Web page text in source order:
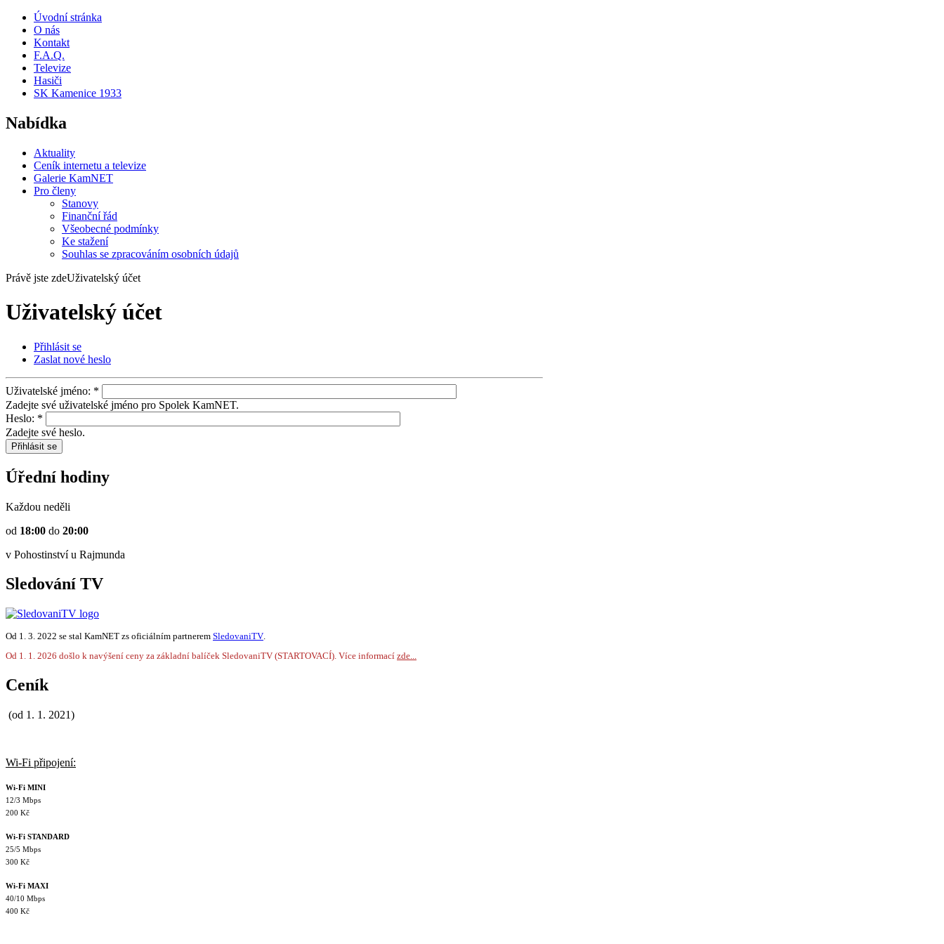
Úvodní stránka
O nás
Kontakt
F.A.Q.
Televize
Hasiči
SK Kamenice 1933
Nabídka
Aktuality
Ceník internetu a televize
Galerie KamNET
Pro členy
Stanovy
Finanční řád
Všeobecné podmínky
Ke stažení
Souhlas se zpracováním osobních údajů
Právě jste zdeUživatelský účet
Uživatelský účet
Přihlásit se
Zaslat nové heslo
Uživatelské jméno: *
Zadejte své uživatelské jméno pro Spolek KamNET.
Heslo: *
Zadejte své heslo.
Úřední hodiny
Každou neděli
od 18:00 do 20:00
v Pohostinství u Rajmunda
Sledování TV
Od 1. 3. 2022 se stal KamNET zs oficiálním partnerem SledovaniTV.
Od 1. 1. 2026 došlo k navýšení ceny za základní balíček SledovaniTV (STARTOVACÍ). Více informací zde...
Ceník
(od 1. 1. 2021)
Wi-Fi připojení:
Wi-Fi MINI
12/3 Mbps
200 Kč
Wi-Fi STANDARD
25/5 Mbps
300 Kč
Wi-Fi MAXI
40/10 Mbps
400 Kč